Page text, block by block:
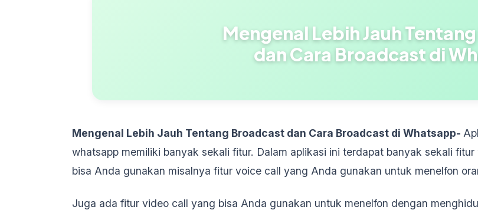
Mengenal Lebih Jauh
dan Cara Broadcast di
Mengenal Lebih Jauh Tentang Broadcast dan Cara Broadcast di Whatsapp-
whatsapp memiliki banyak sekali fitur. Dalam aplikasi ini terdapat banyak sekali fitur
bisa Anda gunakan misalnya fitur voice call yang Anda gunakan untuk menelfon
Juga ada fitur video call yang bisa Anda gunakan untuk menelfon dengan